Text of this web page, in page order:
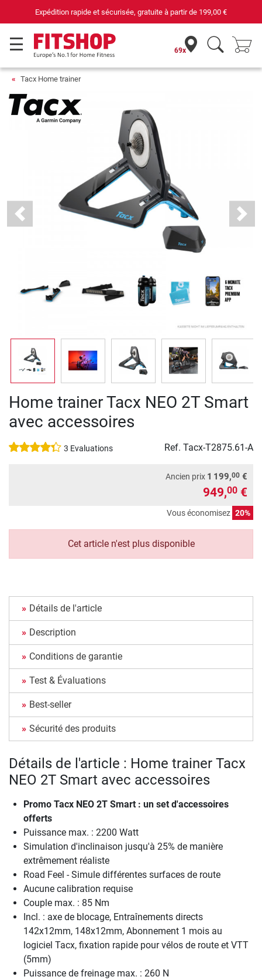
rapide et sécurisée, gratuite à partir de199,00 €
69x
Tacx Home trainer
Previous Next
Home trainer Tacx NEO 2T Smart
avec accessoires
3 Evaluations Ref. Tacx-T2875.61-A
Ancien prix 1 199,00 €
949,00 €
Vous économisez 20%
Cet article n'est plus disponible
Détails de l'article
Description
Conditions de garantie
Test & Évaluations
Best-seller
Sécurité des produits
Détails de l'article : Home trainer Tacx
NEO 2T Smart avec accessoires
Promo Tacx NEO 2T Smart : un set d'accessoires
offerts
Puissance max. : 2200 Watt
Simulation d'inclinaison jusqu'à 25% de manière
extrêmement réaliste
Road Feel - Simule différentes surfaces de route
Aucune calibration requise
Couple max. : 85 Nm
Incl. : axe de blocage, Entraînements directs
142x12mm, 148x12mm, Abonnement 1 mois au
logiciel Tacx, fixation rapide pour vélos de route et VTT
(5mm)
Puissance de freinage max. : 260 N